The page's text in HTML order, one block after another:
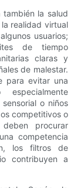
también la salud
realidad virtual
usuarios;
de tiempo
claras y
de malestar.
para evitar una
o niños
competitivos o
deben procurar
competencia
los filtros de
contribuyen a